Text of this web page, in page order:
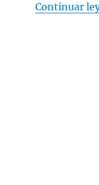
Continuar